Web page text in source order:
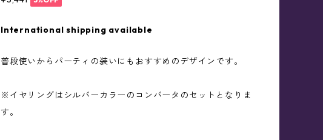
International shipping available
普段使いからパーティの装いにもおすすめのデザインです。
※イヤリングはシルバーカラーのコンバータのセットとなりま
す。